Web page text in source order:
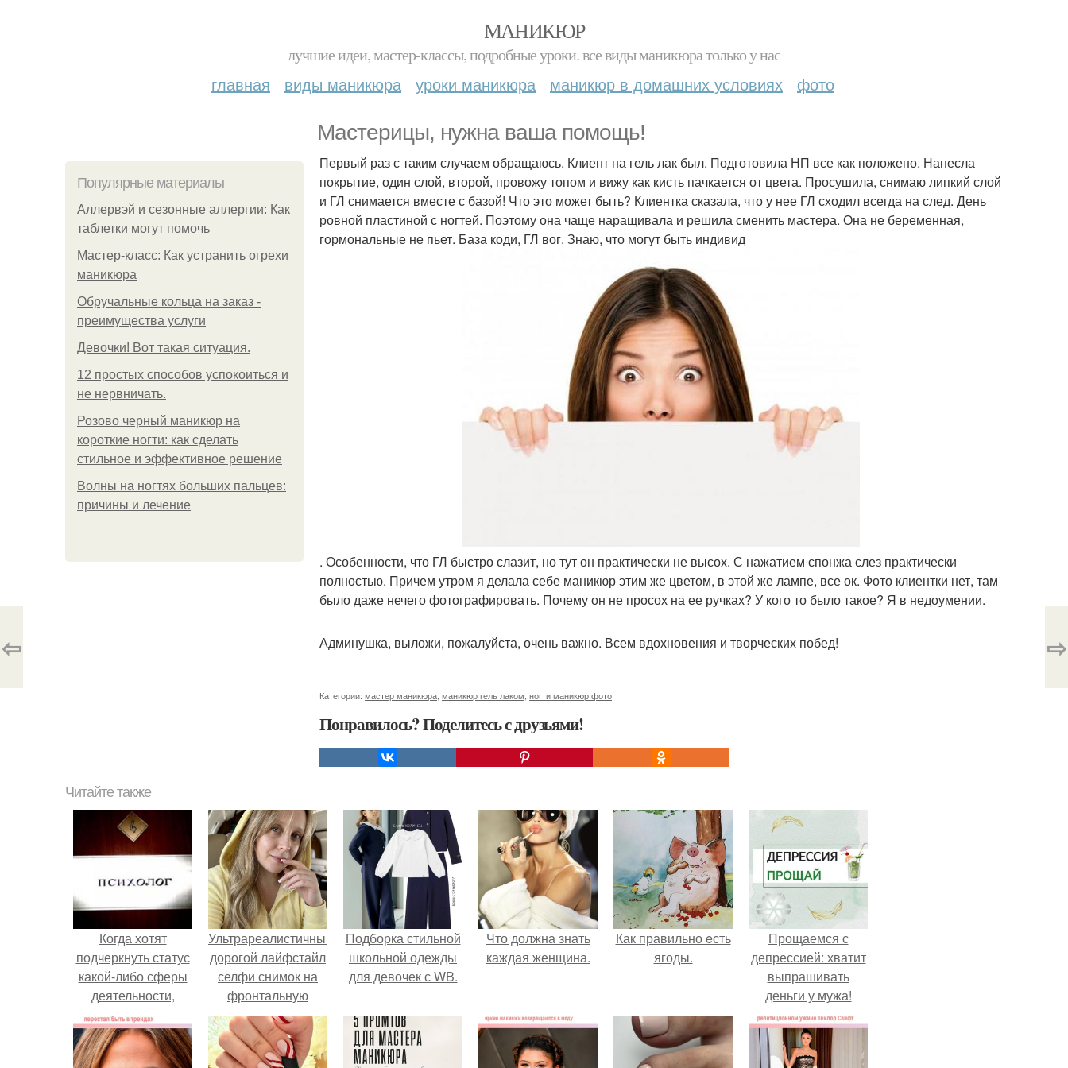
МАНИКЮР
лучшие идеи, мастер-классы, подробные уроки. все виды маникюра только у нас
главная виды маникюра уроки маникюра маникюр в домашних условиях фото
Мастерицы, нужна ваша помощь!
Популярные материалы
Аллервэй и сезонные аллергии: Как
таблетки могут помочь
Мастер-класс: Как устранить огрехи
маникюра
Обручальные кольца на заказ -
преимущества услуги
Девочки! Вот такая ситуация.
12 простых способов успокоиться и
не нервничать.
Розово черный маникюр на
короткие ногти: как сделать
стильное и эффективное решение
Волны на ногтях больших пальцев:
причины и лечение
Первый раз с таким случаем обращаюсь. Клиент на гель лак был. Подготовила НП все как положено. Нанесла
покрытие, один слой, второй, провожу топом и вижу как кисть пачкается от цвета. Просушила, снимаю липкий слой
и ГЛ снимается вместе с базой! Что это может быть? Клиентка сказала, что у нее ГЛ сходил всегда на след. День
ровной пластиной с ногтей. Поэтому она чаще наращивала и решила сменить мастера. Она не беременная,
гормональные не пьет. База коди, ГЛ вог. Знаю, что могут быть индивид
. Особенности, что ГЛ быстро слазит, но тут он практически не высох. С нажатием спонжа слез практически
полностью. Причем утром я делала себе маникюр этим же цветом, в этой же лампе, все ок. Фото клиентки нет, там
было даже нечего фотографировать. Почему он не просох на ее ручках? У кого то было такое? Я в недоумении.
Админушка, выложи, пожалуйста, очень важно. Всем вдохновения и творческих побед!
Категории: мастер маникюра маникюр гель лаком ногти маникюр фото
Понравилось? Поделитесь с друзьями!
⇦ ⇨
Читайте также
Когда хотят
подчеркнуть статус
какой-либо сферы
деятельности,
порой говорят:
"Высокая" (высокая
кухня, высокая
Ультрареалистичный
дорогой лайфстайл
селфи снимок на
фронтальную
камеру.
Подборка стильной
школьной одежды
для девочек с WB.
Что должна знать
каждая женщина.
Как правильно eсть
ягоды.
Прощаемся с
депрессией: хватит
выпрашивать
деньги у мужа!